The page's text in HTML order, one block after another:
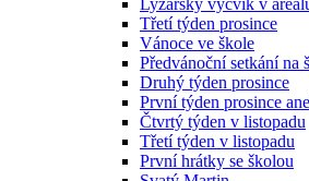
Lyžařský výcvik v
Třetí týden prosince
Vánoce ve škole
Předvánoční setkání na
Druhý týden prosince
První týden prosince
Čtvrtý týden v listopadu
Třetí týden v listopadu
První hrátky se školou